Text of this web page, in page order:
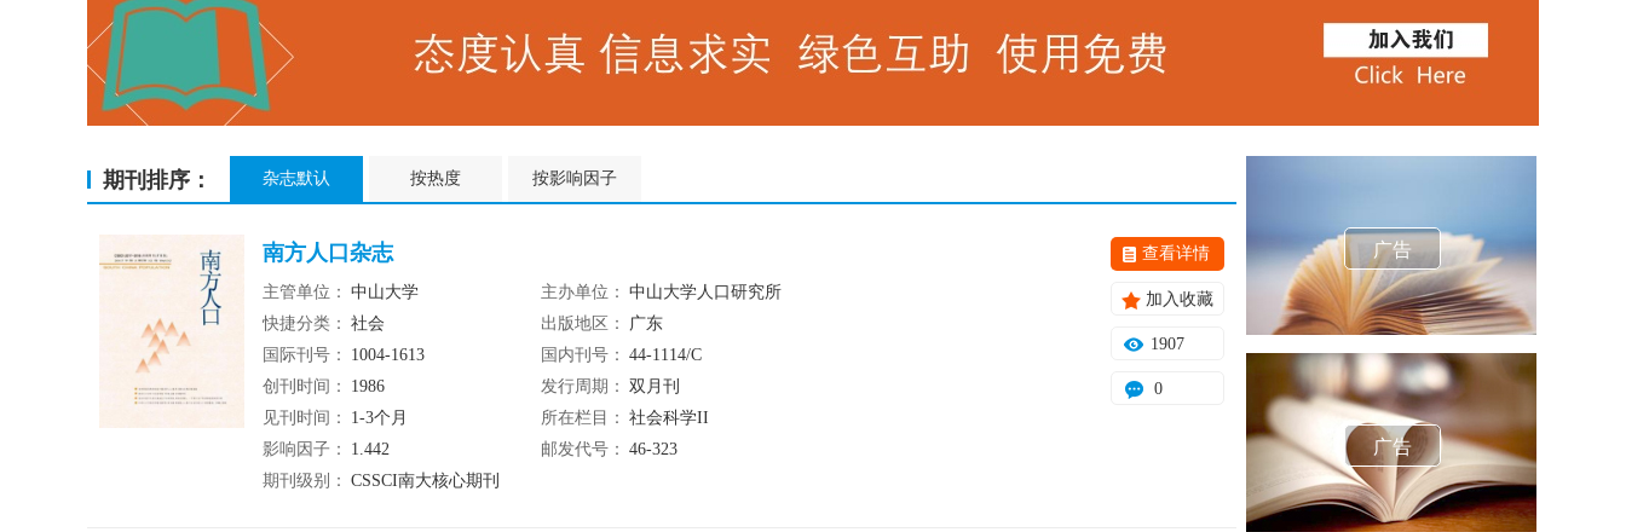
期刊排序： 杂志默认 按热度 按影响因子
南方人口杂志
主管单位： 中山大学 主办单位： 中山大学人口研究所
快捷分类： 社会 出版地区：
广东
国际刊号：
1004-1613 国内刊号： 44-1114/C
创刊时间：
1986 发行周期： 双月刊
见刊时间：
1-3个月 所在栏目： 社会科学II
影响因子：
1.442 邮发代号： 46-323
期刊级别： CSSCI南大核心期刊
查看详情
加入收藏
1907
0
广告
广告